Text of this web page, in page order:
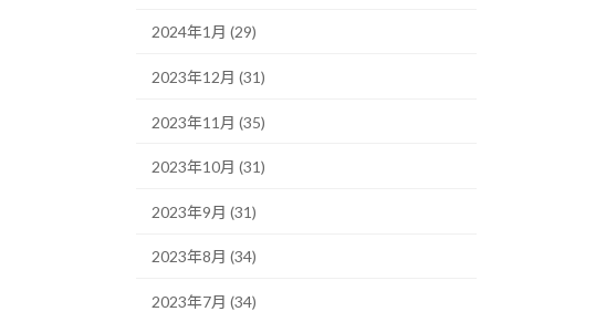
2024年1月 (29)
2023年12月 (31)
2023年11月 (35)
2023年10月 (31)
2023年9月 (31)
2023年8月 (34)
2023年7月 (34)